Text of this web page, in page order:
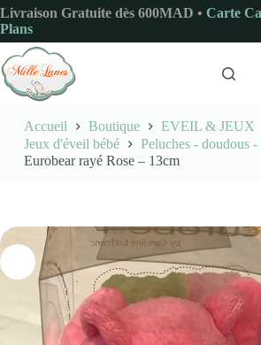
Passer
au
contenu
Livraison Gratuite dès 600MAD • Carte
Plans
Accueil Boutique
EVEIL & JEUX
Jeux d'éveil bébé
Peluches - doudous -
Eurobear rayé Rose – 13cm